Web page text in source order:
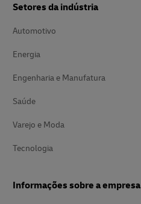
Setores da indústria
Automotivo
Energia
Engenharia e Manufatura
Saúde
Varejo e Moda
Tecnologia
Informações sobre a empresa